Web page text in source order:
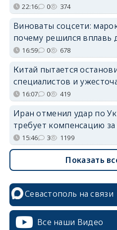
22:16 0 374
Виноваты соцсети:
почему решился вплавь
16:59 0 678
Китай пытается
специалистов и
16:07 0 419
Иран отменил удар по
требует компенсацию за
15:46 3 1199
Показать
Севастополь на связи
Все наши Видео